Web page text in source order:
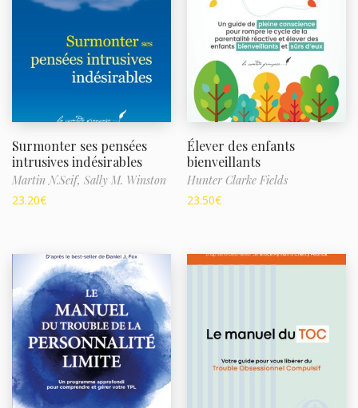
Surmonter ses pensées
intrusives indésirables
Martin N.Seif, Sally M. Winston
23.20€
Élever des enfants
bienveillants
Hunter Clarke Fields
23.50€